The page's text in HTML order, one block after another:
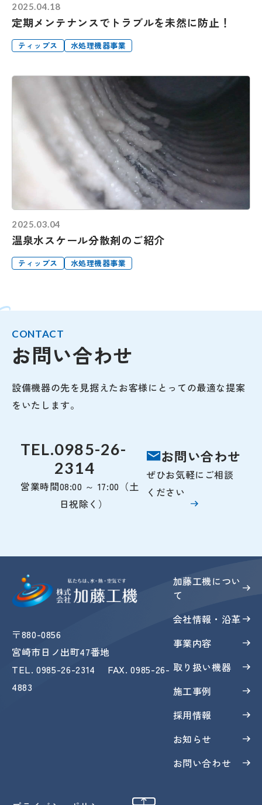
2025.04.18
定期メンテナンスでトラブルを未然に防止！
ティップス 水処理機器事業
2025.03.04
温泉水スケール分散剤のご紹介
ティップス 水処理機器事業
CONTACT
お問い合わせ
設備機器の先を見据えたお客様にとっての最適な提案
をいたします。
TEL.0985-26-
2314
営業時間08:00 ～ 17:00（土
日祝除く）
お問い合わせ
ぜひお気軽にご相談
ください
〒880-0856
宮崎市日ノ出町47番地
TEL.0985-26-2314 FAX. 0985-26-
4883
加藤工機につい
て
会社情報・沿革
事業内容
取り扱い機器
施工事例
採用情報
お知らせ
お問い合わせ